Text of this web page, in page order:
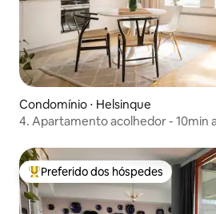
Condomínio ⋅ Helsinque
4. Apartamento acolhedor - 10min
Entre os melhores preferidos dos
Preferido dos hóspedes